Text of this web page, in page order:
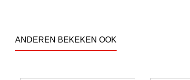
ANDEREN BEKEKEN OOK